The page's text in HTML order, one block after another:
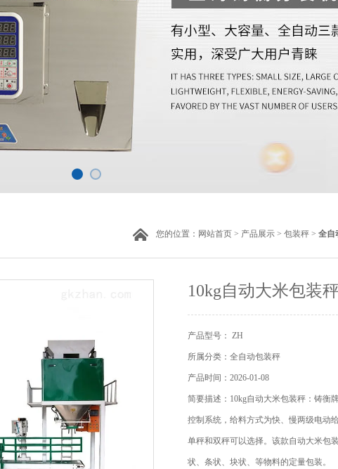
您的位置： 网站首页 > 产品展示 > 包装秤 > 全自
10kg自动大米包装
产品型号： ZH
所属分类：全自动包装秤
产品时间：2026-01-08
简要描述：10kg自动大米包装秤：铸衡
控制系统，给料方式为快、慢两级电动
单秤和双秤可以选择。该款自动大米包
状、条状、块状、等物料的定量包装。